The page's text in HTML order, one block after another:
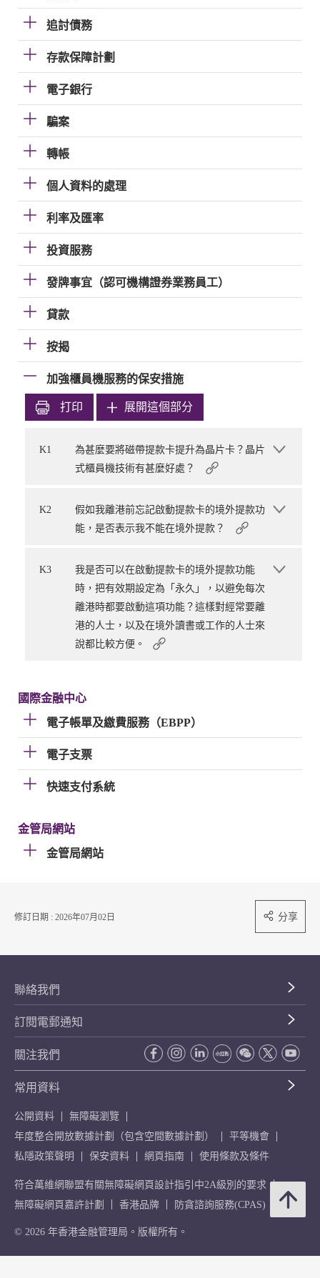
追討債務
存款保障計劃
電子銀行
騙案
轉帳
個人資料的處理
利率及匯率
投資服務
發牌事宜（認可機構證券業務員工）
貸款
按揭
加強櫃員機服務的保安措施
打印 展開這個部分
K1
為甚麼要將磁帶提款卡提升為晶片卡？晶片
式櫃員機技術有甚麼好處？
K2
假如我離港前忘記啟動提款卡的境外提款功
能，是否表示我不能在境外提款？
K3
我是否可以在啟動提款卡的境外提款功能
時，把有效期設定為「永久」，以避免每次
離港時都要啟動這項功能？這樣對經常要離
港的人士，以及在境外讀書或工作的人士來
說都比較方便。
國際金融中心
電子帳單及繳費服務（EBPP）
電子支票
快速支付系統
金管局網站
金管局網站
修訂日期 : 2026年07月02日 分享
聯絡我們
訂閱電郵通知
關注我們
常用資料
公開資料
無障礙瀏覽
年度整合開放數據計劃（包含空間數據計劃）
平等機會
私隱政策聲明
保安資料 網頁指南 使用條款及條件
符合萬維網聯盟有關無障礙網頁設計指引中2A級別的要求
無障礙網頁嘉許計劃
香港品牌 防貪諮詢服務(CPAS)
© 2026 年香港金融管理局。版權所有。